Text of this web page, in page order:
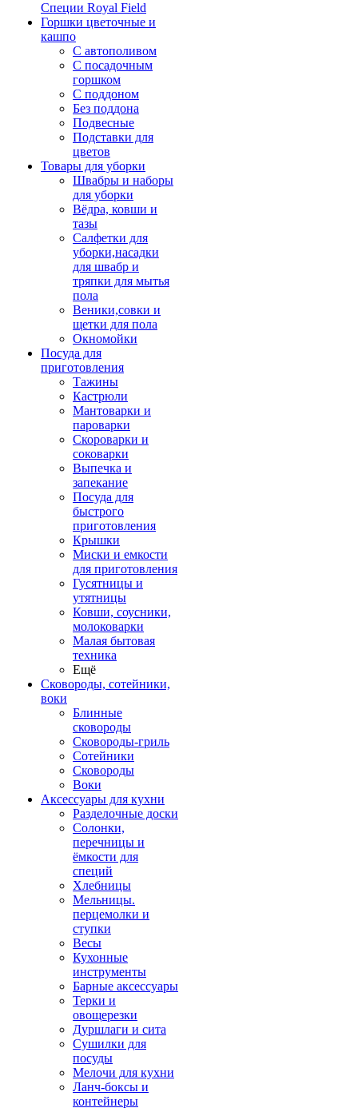
Специи Royal Field
Горшки цветочные и
кашпо
С автополивом
С посадочным
горшком
С поддоном
Без поддона
Подвесные
Подставки для
цветов
Товары для уборки
Швабры и наборы
для уборки
Вёдра, ковши и
тазы
Салфетки для
уборки,насадки
для швабр и
тряпки для мытья
пола
Веники,совки и
щетки для пола
Окномойки
Посуда для
приготовления
Тажины
Кастрюли
Мантоварки и
пароварки
Скороварки и
соковарки
Выпечка и
запекание
Посуда для
быстрого
приготовления
Крышки
Миски и емкости
для приготовления
Гусятницы и
утятницы
Ковши, соусники,
молоковарки
Малая бытовая
техника
Ещё
Сковороды, сотейники,
воки
Блинные
сковороды
Сковороды-гриль
Сотейники
Сковороды
Воки
Аксессуары для кухни
Разделочные доски
Солонки,
перечницы и
ёмкости для
специй
Хлебницы
Мельницы.
перцемолки и
ступки
Весы
Кухонные
инструменты
Барные аксессуары
Терки и
овощерезки
Дуршлаги и сита
Сушилки для
посуды
Мелочи для кухни
Ланч-боксы и
контейнеры